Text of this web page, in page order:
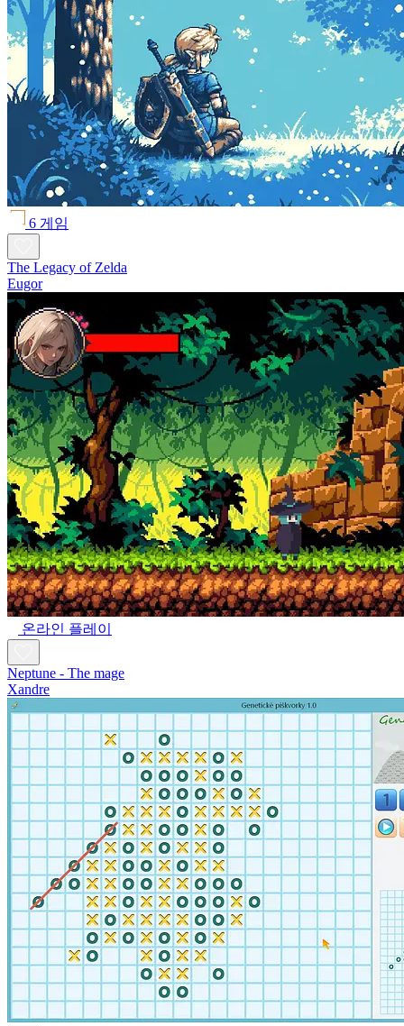
6 게임
The Legacy of Zelda
Eugor
온라인 플레이
Neptune - The mage
Xandre